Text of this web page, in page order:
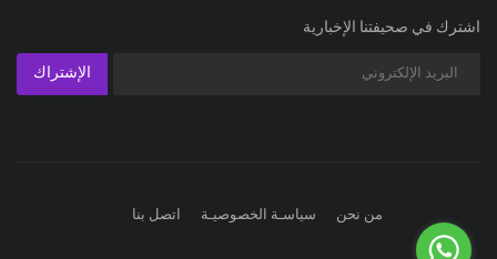
اشترك في صحيفتنا الإخبارية
الإشتراك
من نحن سياسـة الخصوصيـة اتصل بنا